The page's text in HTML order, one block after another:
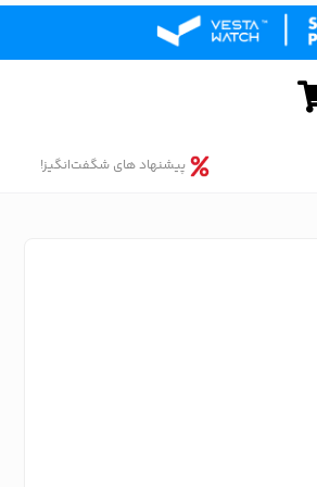
پیشنهاد های شگفت‌انگیز!